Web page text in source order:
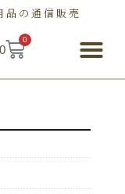
の通信販売
0
0